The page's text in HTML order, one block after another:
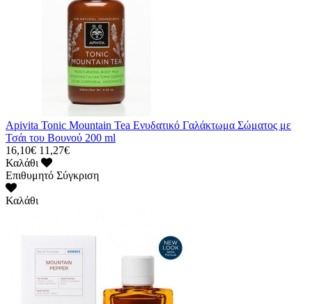
Apivita Tonic Mountain Tea Ενυδατικό Γαλάκτωμα Σώματος με
Τσάι του Βουνού 200 ml
16,10€ 11,27€
Καλάθι
Επιθυμητό Σύγκριση
Καλάθι